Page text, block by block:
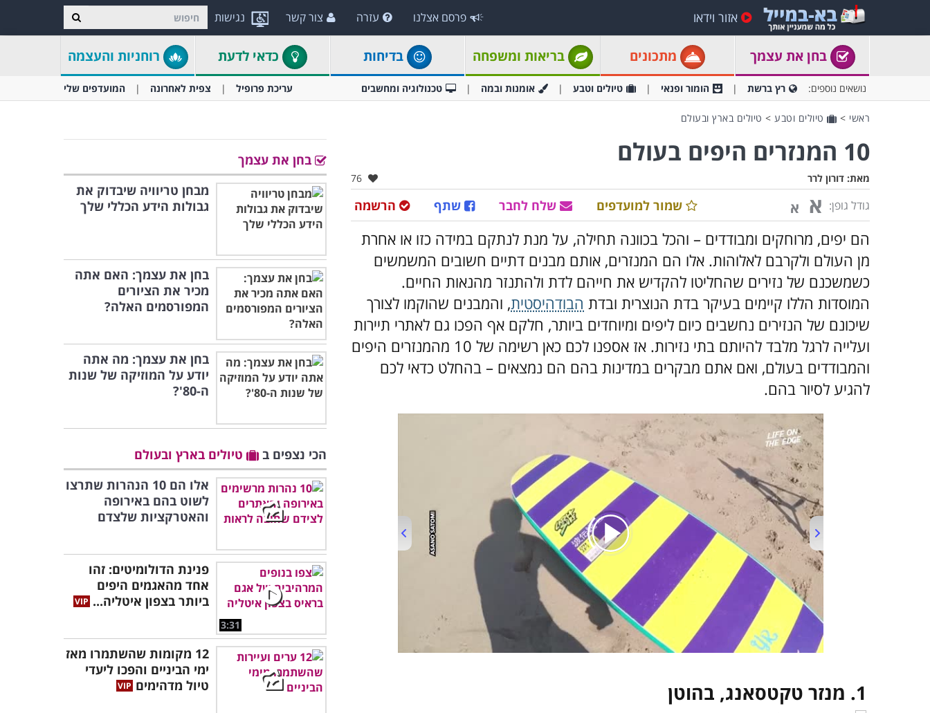
נגישות אזור וידאו פרסם אצלנו עזרה צור קשר
בחן את עצמך מתכונים בריאות ומשפחה בדיחות כדאי לדעת רוחניות והעצמה
נושאים נוספים: רץ ברשת הומור ופנאי טיולים וטבע אומנות ובמה טכנולוגיה ומחשבים עריכת פרופיל צפית לאחרונה המועדפים שלי
ראשי > טיולים וטבע > טיולים בארץ ובעולם
10 המנזרים היפים בעולם
מאת: דורון לרר אהבו:
76
גודל גופן: א א הרשמה שתף שלח לחבר שמור למועדפים
הם יפים, מרוחקים ומבודדים – והכל בכוונה תחילה, על מנת לנתקם במידה כזו או אחרת
מן העולם ולקרבם לאלוהות. אלו הם המנזרים, אותם מבנים דתיים חשובים המשמשים
כשמשכנם של נזירים שהחליטו להקדיש את חייהם לדת ולהתנזר מהנאות החיים.
המוסדות הללו קיימים בעיקר בדת הנוצרית ובדת הבודהיסטית, והמבנים שהוקמו לצורך
שיכונם של הנזירים נחשבים כיום ליפים ומיוחדים ביותר, חלקם אף הפכו גם לאתרי תיירות
ועלייה לרגל מלבד להיותם בתי נזירות. אז אספנו לכם כאן רשימה של 10 מהמנזרים היפים
והמבודדים בעולם, ואם אתם מבקרים במדינות בהם הם נמצאים – בהחלט כדאי לכם
להגיע לסיור בהם.
03:10
1. מנזר טקטסאנג, בהוטן
בחן את עצמך
מבחן טריוויה שיבדוק את
גבולות הידע הכללי שלך
בחן את עצמך: האם אתה
מכיר את הציורים
המפורסמים האלה?
בחן את עצמך: מה אתה
יודע על המוזיקה של שנות
ה-80'?
הכי נצפים ב
טיולים בארץ ובעולם
אלו הם 10 הנהרות שתרצו
לשוט בהם באירופה
והאטרקציות שלצדם
3:31
פנינת הדולומיטים: זהו
אחד מהאגמים היפים
ביותר בצפון איטליה...
12 מקומות שהשתמרו מאז
ימי הביניים והפכו ליעדי
טיול מדהימים